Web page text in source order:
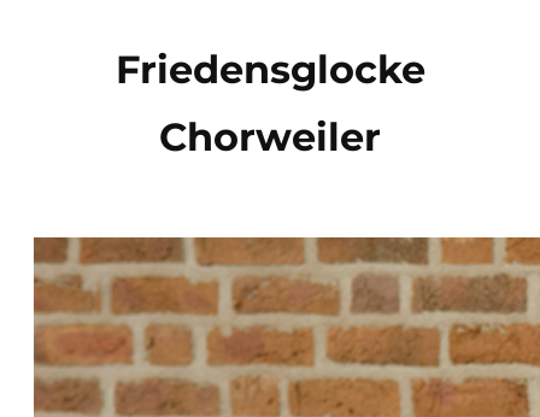
Friedensglocke
Chorweiler